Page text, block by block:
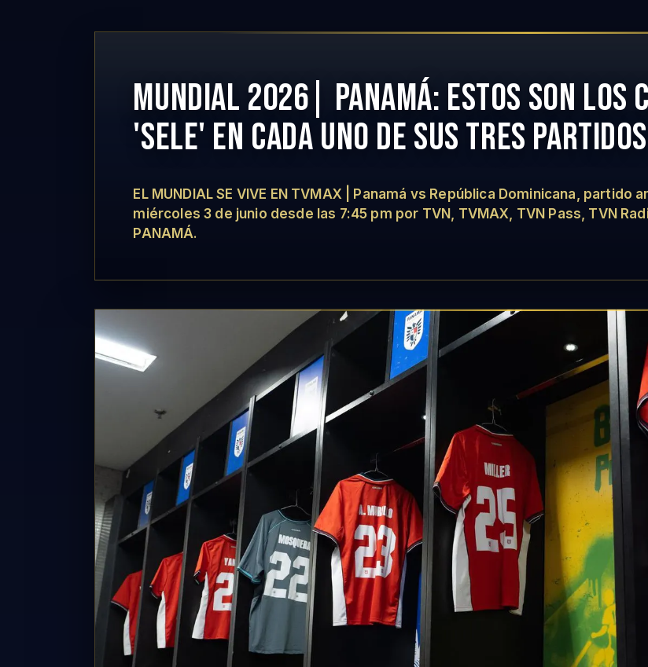
MUNDIAL 2026| PANAMÁ: ESTOS SON LOS
'SELE' EN CADA UNO DE SUS TRES
EL MUNDIAL SE VIVE EN TVMAX | Panamá vs República Dominicana, partido
miércoles 3 de junio desde las 7:45 pm por TVN, TVMAX, TVN Pass, TVN
PANAMÁ.